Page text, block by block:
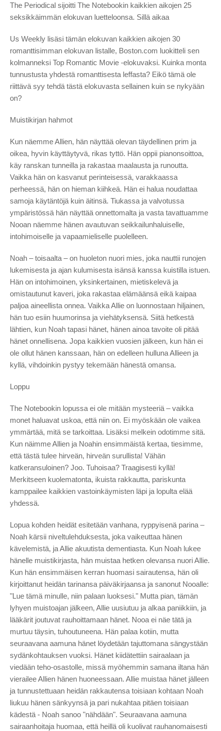
The Periodical sijoitti The Notebookin kaikkien aikojen 25
seksikkäimmän elokuvan luetteloonsa. Sillä aikaa
Us Weekly lisäsi tämän elokuvan kaikkien aikojen 30
romanttisimman elokuvan listalle, Boston.com luokitteli sen
kolmanneksi Top Romantic Movie -elokuvaksi. Kuinka monta
tunnustusta yhdestä romanttisesta leffasta? Eikö tämä ole
riittävä syy tehdä tästä elokuvasta sellainen kuin se nykyään
on?
Muistikirjan hahmot
Kun näemme Allien, hän näyttää olevan täydellinen prim ja
oikea, hyvin käyttäytyvä, rikas tyttö. Hän oppii pianonsoittoa,
käy ranskan tunneilla ja rakastaa maalausta ja runoutta.
Vaikka hän on kasvanut perinteisessä, varakkaassa
perheessä, hän on hieman kiihkeä. Hän ei halua noudattaa
samoja käytäntöjä kuin äitinsä. Tiukassa ja valvotussa
ympäristössä hän näyttää onnettomalta ja vasta tavattuamme
Nooan näemme hänen avautuvan seikkailunhaluiselle,
intohimoiselle ja vapaamieliselle puolelleen.
Noah – toisaalta – on huoleton nuori mies, joka nauttii runojen
lukemisesta ja ajan kulumisesta isänsä kanssa kuistilla istuen.
Hän on intohimoinen, yksinkertainen, mietiskelevä ja
omistautunut kaveri, joka rakastaa elämäänsä eikä kaipaa
paljoa aineellista onnea. Vaikka Allie on luonnostaan ​​hiljainen,
hän tuo esiin huumorinsa ja viehätyksensä. Siitä hetkestä
lähtien, kun Noah tapasi hänet, hänen ainoa tavoite oli pitää
hänet onnellisena. Jopa kaikkien vuosien jälkeen, kun hän ei
ole ollut hänen kanssaan, hän on edelleen hulluna Allieen ja
kyllä, vihdoinkin pystyy tekemään hänestä omansa.
Loppu
The Notebookin lopussa ei ole mitään mysteeriä – vaikka
monet haluavat uskoa, että niin on. Ei myöskään ole vaikea
ymmärtää, mitä se tarkoittaa. Lisäksi melkein odotimme sitä.
Kun näimme Allien ja Noahin ensimmäistä kertaa, tiesimme,
että tästä tulee hirveän, hirveän surullista! Vähän
katkeransuloinen? Joo. Tuhoisaa? Traagisesti kyllä!
Merkitseen kuolematonta, ikuista rakkautta, pariskunta
kamppailee kaikkien vastoinkäymisten läpi ja lopulta elää
yhdessä.
Lopua kohden heidät esitetään vanhana, ryppyisenä parina –
Noah kärsii niveltulehduksesta, joka vaikeuttaa hänen
kävelemistä, ja Allie akuutista dementiasta. Kun Noah lukee
hänelle muistikirjasta, hän muistaa hetken olevansa nuori Allie.
Kun hän ensimmäisen kerran huomasi sairautensa, hän oli
kirjoittanut heidän tarinansa päiväkirjaansa ja sanonut Nooalle:
"Lue tämä minulle, niin palaan luoksesi." Mutta pian, tämän
lyhyen muistoajan jälkeen, Allie uusiutuu ja alkaa paniikkiin, ja
lääkärit joutuvat rauhoittamaan hänet. Nooa ei näe tätä ja
murtuu täysin, tuhoutuneena. Hän palaa kotiin, mutta
seuraavana aamuna hänet löydetään tajuttomana sängystään
sydänkohtauksen vuoksi. Hänet kiidätettiin sairaalaan ja
viedään teho-osastolle, missä myöhemmin samana iltana hän
vierailee Allien hänen huoneessaan. Allie muistaa hänet jälleen
ja tunnustettuaan heidän rakkautensa toisiaan kohtaan Noah
liukuu hänen sänkyynsä ja pari nukahtaa pitäen toisiaan
kädestä - Noah sanoo "nähdään". Seuraavana aamuna
sairaanhoitaja huomaa, että heillä oli kuolivat rauhanomaisesti